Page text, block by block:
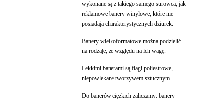
wykonane są z takiego samego surowca, jak
reklamowe banery winylowe, które nie
posiadają charakterystycznych dziurek.
Banery wielkoformatowe można podzielić
na rodzaje, ze względu na ich wagę.
Lekkimi banerami są flagi poliestrowe,
niepowlekane tworzywem sztucznym.
Do banerów ciężkich zaliczamy: banery